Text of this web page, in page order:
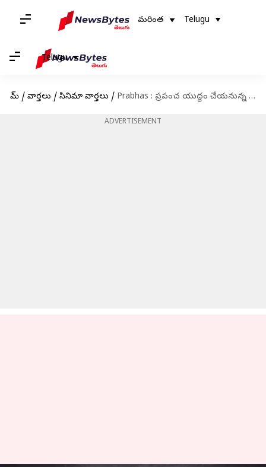
మరింత Telugu
Telugu
హోమ్ / వార్తలు / సినిమా వార్తలు / Prabhas : ప్రపంచ యుద్ధం చేయనున్న ప్రభాస్.. ఎన్ని కోట్లతో తెలుసా
ADVERTISEMENT